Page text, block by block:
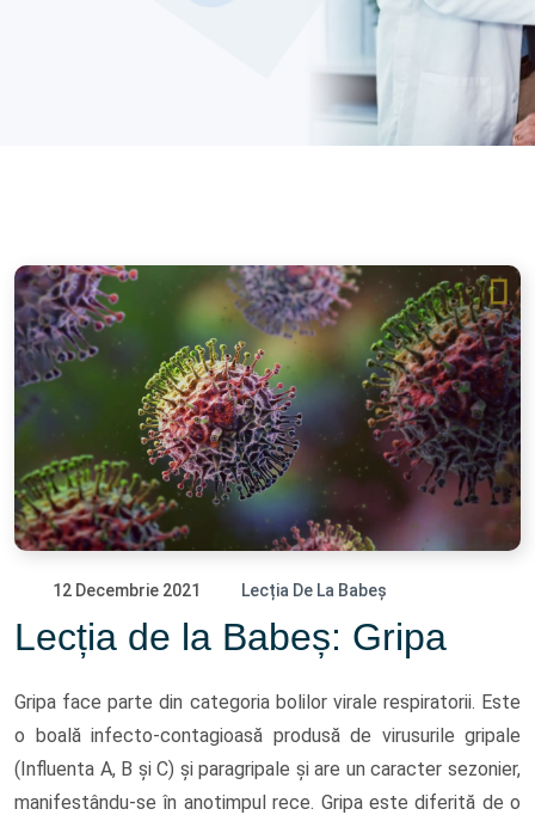
12 Decembrie 2021 Lecția De La Babeș
Lecția de la Babeș: Gripa
Gripa face parte din categoria bolilor virale respiratorii. Este
o boală infecto-contagioasă produsă de virusurile gripale
(Influenta A, B și C) și paragripale și are un caracter sezonier,
manifestându-se în anotimpul rece. Gripa este diferită de o